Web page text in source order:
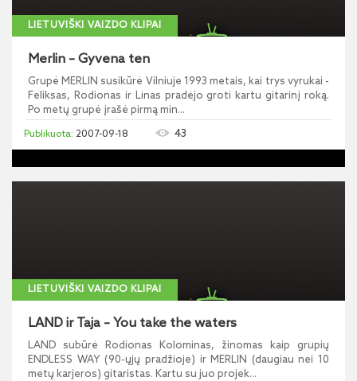
LIETUVIŠKI VAIZDO KLIPAI
Merlin – Gyvena ten
Grupė MERLIN susikūrė Vilniuje 1993 metais, kai trys vyrukai -
Feliksas, Rodionas ir Linas pradėjo groti kartu gitarinį roką.
Po metų grupė įrašė pirmą min...
2007-09-18 43
LIETUVIŠKI VAIZDO KLIPAI
LAND ir Taja – You take the waters
LAND subūrė Rodionas Kolominas, žinomas kaip grupių
ENDLESS WAY (90-ųjų pradžioje) ir MERLIN (daugiau nei 10
metų karjeros) gitaristas. Kartu su juo projek...